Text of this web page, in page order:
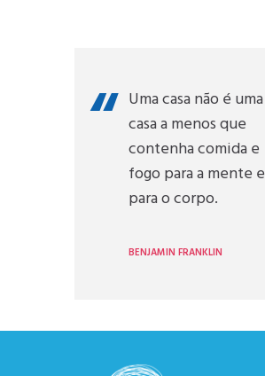
Uma casa não é uma
casa a menos que
contenha comida e
fogo para a mente e
para o corpo.
BENJAMIN FRANKLIN